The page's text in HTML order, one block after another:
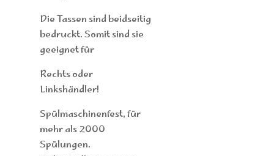
Die Tassen sind beidseitig
bedruckt. Somit sind sie
geeignet für
Rechts oder
Linkshändler!
Spülmaschinenfest, für
mehr als 2000
Spülungen.